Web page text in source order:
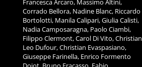
Francesca Arcaro, Massimo Altini,
Corrado Bellora, Nadine Blanc, Riccardo
Bortolotti, Manila Calipari, Giulia Calisti,
Nadia Camposaragna, Paolo Ciambi,
Filippo Clermont, Carol Di Vito, Christian
Leo Dufour, Christian Evaspasiano,
Giuseppe Farinella, Enrico Formento